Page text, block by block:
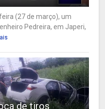
(27 de março), um
Pedreira, em Japeri,
de tiros